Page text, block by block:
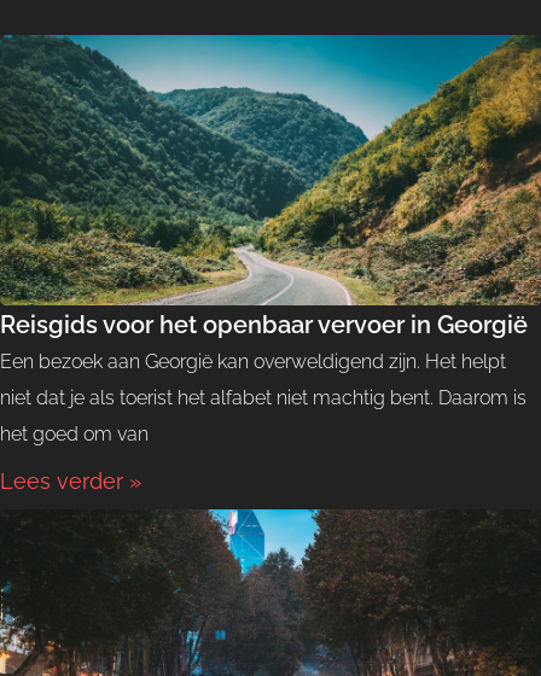
Reisgids voor het openbaar vervoer in Georgië
Een bezoek aan Georgië kan overweldigend zijn. Het helpt
niet dat je als toerist het alfabet niet machtig bent. Daarom is
het goed om van
Lees verder »